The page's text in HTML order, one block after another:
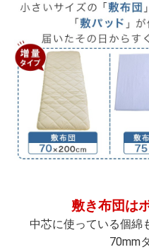
敷き布団は
中芯に使っている個綿
70mm